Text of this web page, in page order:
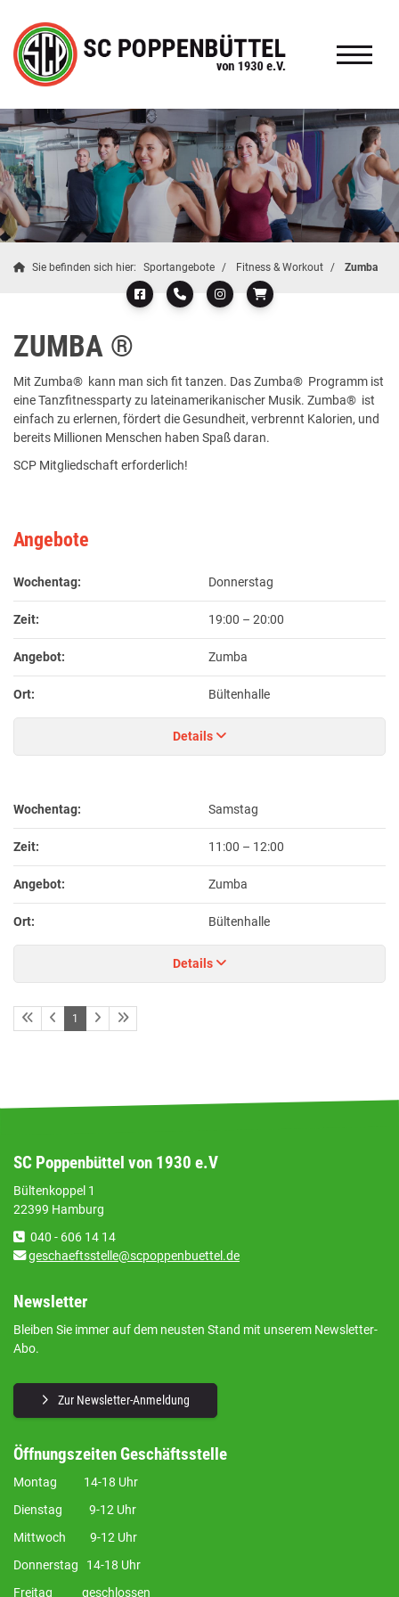
Sie befinden sich hier: Sportangebote Fitness & Workout Zumba
ZUMBA ®
Mit Zumba® kann man sich fit tanzen. Das Zumba® Programm ist
eine Tanzfitnessparty zu lateinamerikanischer Musik. Zumba® ist
einfach zu erlernen, fördert die Gesundheit, verbrennt Kalorien, und
bereits Millionen Menschen haben Spaß daran.
SCP Mitgliedschaft erforderlich!
Angebote
Wochentag: Donnerstag
Zeit: 19:00 – 20:00
Angebot: Zumba
Ort: Bültenhalle
Details
Wochentag: Samstag
Zeit: 11:00 – 12:00
Angebot: Zumba
Ort: Bültenhalle
Details
1
SC Poppenbüttel von 1930 e.V
Bültenkoppel 1
22399 Hamburg
040 - 606 14 14
geschaeftsstelle@scpoppenbuettel.de
Newsletter
Bleiben Sie immer auf dem neusten Stand mit unserem Newsletter-
Abo.
Zur Newsletter-Anmeldung
Öffnungszeiten Geschäftsstelle
Montag 14-18 Uhr
Dienstag 9-12 Uhr
Mittwoch 9-12 Uhr
Donnerstag 14-18 Uhr
Freitag geschlossen